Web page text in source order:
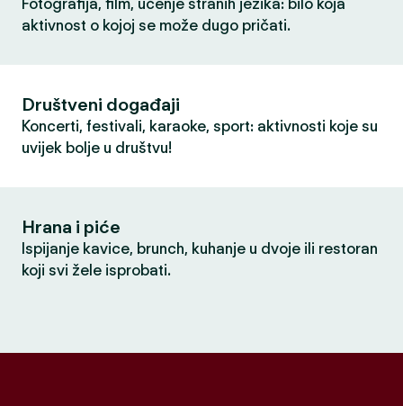
Fotografija, film, učenje stranih jezika: bilo koja
aktivnost o kojoj se može dugo pričati.
Društveni događaji
Koncerti, festivali, karaoke, sport: aktivnosti koje su
uvijek bolje u društvu!
Hrana i piće
Ispijanje kavice, brunch, kuhanje u dvoje ili restoran
koji svi žele isprobati.